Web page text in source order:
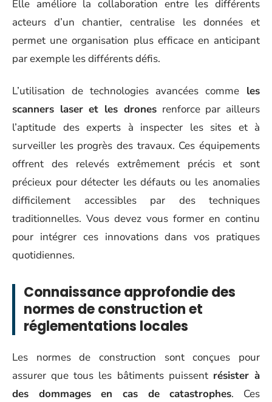
Elle améliore la collaboration entre les différents
acteurs d’un chantier, centralise les données et
permet une organisation plus efficace en anticipant
par exemple les différents défis.
L’utilisation de technologies avancées comme les
scanners laser et les dronesrenforce par ailleurs
l’aptitude des experts à inspecter les sites et à
surveiller les progrès des travaux. Ces équipements
offrent des relevés extrêmement précis et sont
précieux pour détecter les défauts ou les anomalies
difficilement accessibles par des techniques
traditionnelles. Vous devez vous former en continu
pour intégrer ces innovations dans vos pratiques
quotidiennes.
Connaissance approfondie des
normes de construction et
réglementations locales
Les normes de construction sont conçues pour
assurer que tous les bâtiments puissent résister à
des dommages en cas de catastrophes. Ces